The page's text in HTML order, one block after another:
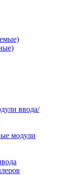
ввода/
модули